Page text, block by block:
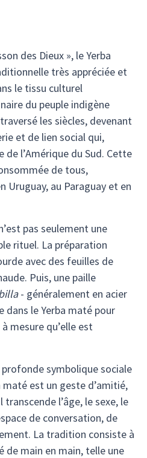
des Dieux », le Yerba
très appréciée et
le tissu culturel
du peuple indigène
les siècles, devenant
et de lien social qui,
l’Amérique du Sud. Cette
de tous,
Uruguay, au Paraguay et en
pas seulement une
rituel. La préparation
avec des feuilles de
Puis, une paille
- généralement en acier
dans le Yerba maté pour
mesure qu’elle est
symbolique sociale
est un geste d’amitié,
l’âge, le sexe, le
de conversation, de
La tradition consiste à
de main en main, telle une